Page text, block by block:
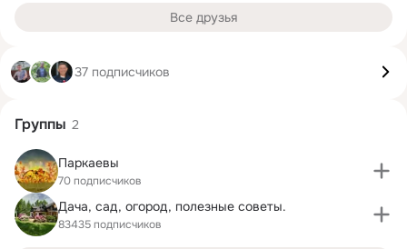
Все друзья
37 подписчиков
Группы 2
Паркаевы
70 подписчиков
Дача, сад, огород, полезные советы.
83435 подписчиков